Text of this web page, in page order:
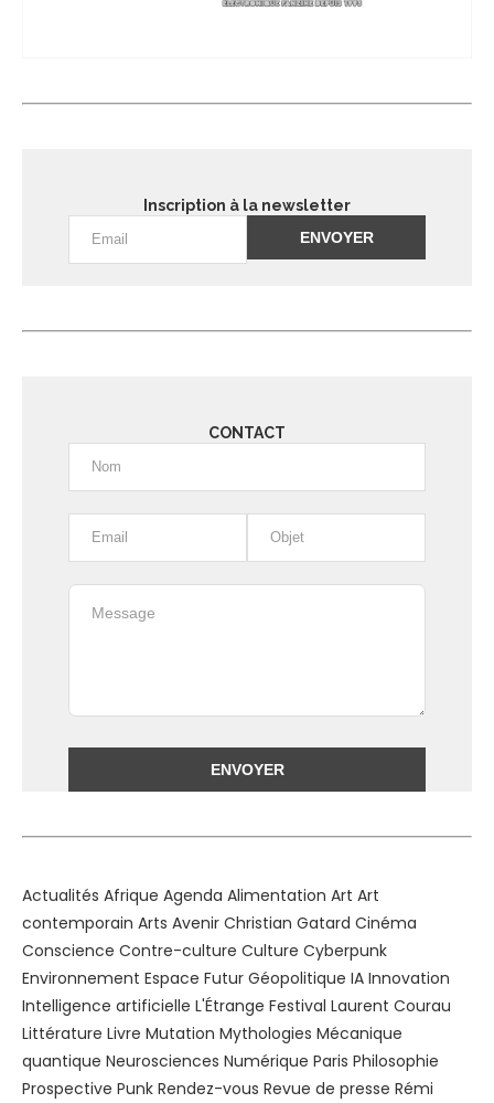
Inscription à la newsletter
CONTACT
Actualités Afrique Agenda Alimentation Art Art
contemporain Arts Avenir Christian Gatard Cinéma
Conscience Contre-culture Culture Cyberpunk
Environnement Espace Futur Géopolitique IA Innovation
Intelligence artificielle L'Étrange Festival Laurent Courau
Littérature Livre Mutation Mythologies Mécanique
quantique Neurosciences Numérique Paris Philosophie
Prospective Punk Rendez-vous Revue de presse Rémi